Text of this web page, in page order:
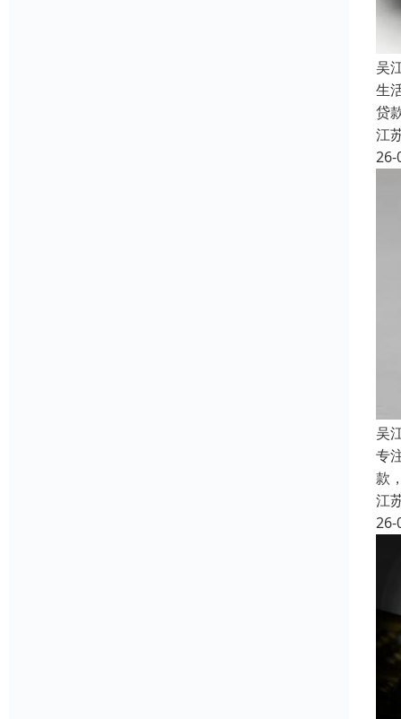
吴
生
贷
江
26-
吴
专
款
江
26-